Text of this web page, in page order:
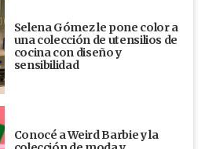
Selena Gómez le pone color a
una colección de utensilios de
cocina con diseño y
sensibilidad
Conocé a Weird Barbie y la